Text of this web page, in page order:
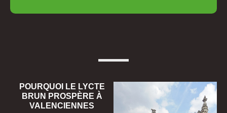
POURQUOI LE LYCTE
BRUN PROSPÈRE À
VALENCIENNES